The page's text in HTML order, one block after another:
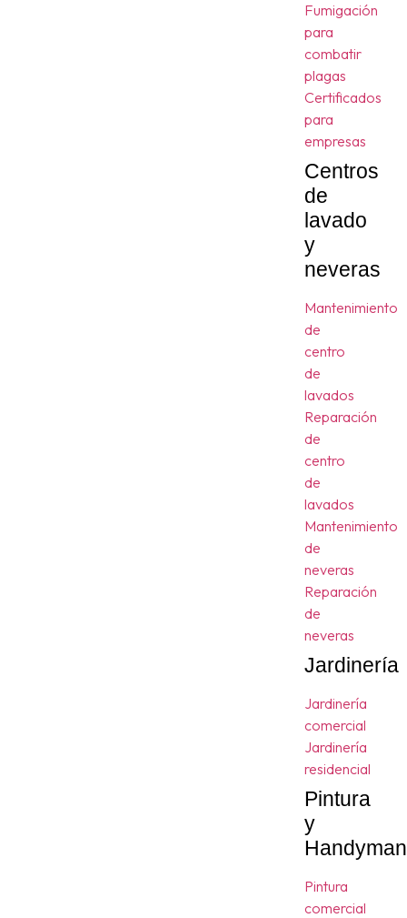
Fumigación
para
combatir
plagas
Certificados
para
empresas
Centros
de
lavado
y
neveras
Mantenimiento
de
centro
de
lavados
Reparación
de
centro
de
lavados
Mantenimiento
de
neveras
Reparación
de
neveras
Jardinería
Jardinería
comercial
Jardinería
residencial
Pintura
y
Handyman
Pintura
comercial